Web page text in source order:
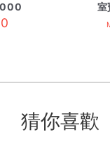
猜你喜歡